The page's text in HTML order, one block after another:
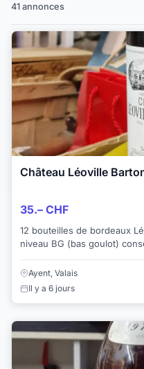
41 annonces
Château Léoville
35.– CHF
12 bouteilles de bordeaux
niveau BG (bas goulot)
Ayent, Valais
Il y a 6 jours